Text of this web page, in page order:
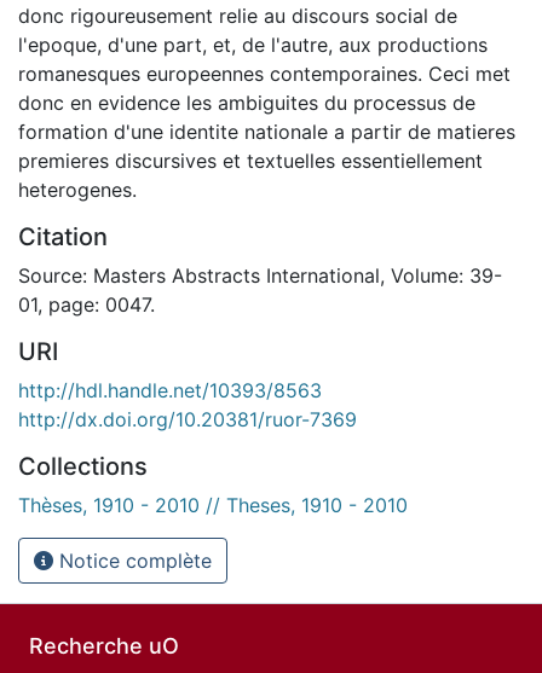
donc rigoureusement relie au discours social de
l'epoque, d'une part, et, de l'autre, aux productions
romanesques europeennes contemporaines. Ceci met
donc en evidence les ambiguites du processus de
formation d'une identite nationale a partir de matieres
premieres discursives et textuelles essentiellement
heterogenes.
Citation
Source: Masters Abstracts International, Volume: 39-
01, page: 0047.
URI
http://hdl.handle.net/10393/8563
http://dx.doi.org/10.20381/ruor-7369
Collections
Thèses, 1910 - 2010 // Theses, 1910 - 2010
Notice complète
Recherche uO